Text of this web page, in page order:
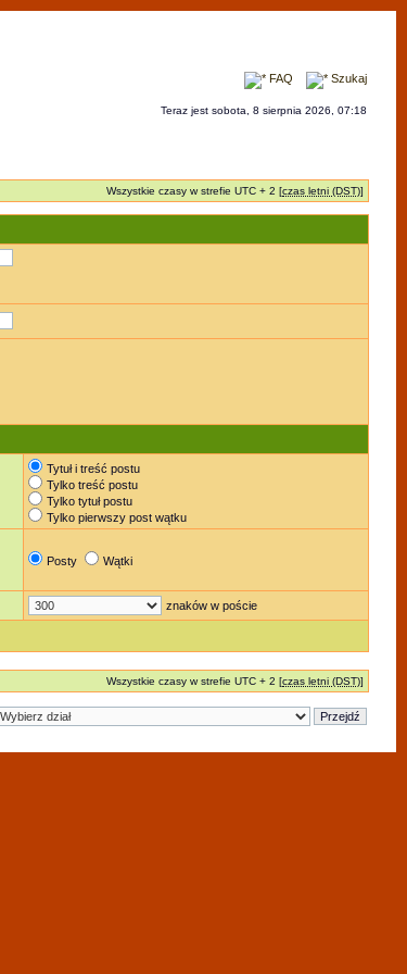
FAQ Szukaj
Teraz jest sobota, 8 sierpnia 2026, 07:18
Wszystkie czasy w strefie UTC + 2 [czas letni (DST)]
Tytuł i treść postu
Tylko treść postu
Tylko tytuł postu
Tylko pierwszy post wątku
Posty Wątki
znaków w poście
Wszystkie czasy w strefie UTC + 2 [czas letni (DST)]